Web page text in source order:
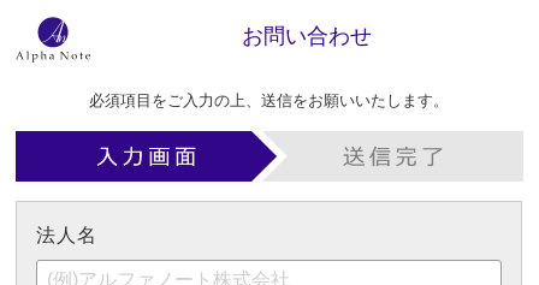
お問い合わせ
必須項目をご入力の上、送信をお願いいたします。
法人名